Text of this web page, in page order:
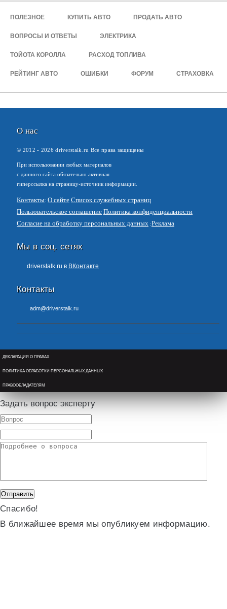
ПОЛЕЗНОЕ КУПИТЬ АВТО ПРОДАТЬ АВТО
ВОПРОСЫ И ОТВЕТЫ ЭЛЕКТРИКА
ТОЙОТА КОРОЛЛА РАСХОД ТОПЛИВА
РЕЙТИНГ АВТО ОШИБКИ ФОРУМ СТРАХОВКА
О нас
© 2012 - 2026driverstalk.ru Все права защищены
При использовании любых материалов
с данного сайта обязательно активная
гиперссылка на страницу-источник информации.
Контакты О сайте Список служебных страниц
Пользовательское соглашение Политика конфиденциальности
Согласие на обработку персональных данных Реклама
Мы в соц. сетях
driverstalk.ru в ВКонтакте
Контакты
adm@driverstalk.ru
ДЕКЛАРАЦИЯ О ПРАВАХ
ПОЛИТИКА ОБРАБОТКИ ПЕРСОНАЛЬНЫХ ДАННЫХ
ПРАВООБЛАДАТЕЛЯМ
Задать вопрос эксперту
Спасибо!
В ближайшее время мы опубликуем информацию.